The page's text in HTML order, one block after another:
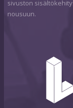
sivuston
nousuun.